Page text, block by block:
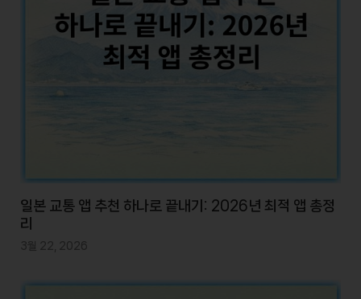
일본 교통 앱 추천 하나로 끝내기: 2026년 최적 앱 총정
리
3월 22, 2026